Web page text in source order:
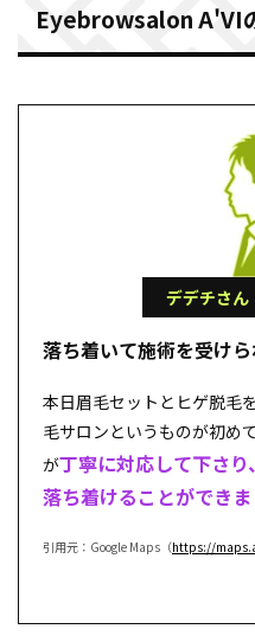
Eyebrowsalon A'VI
デデチさん
落ち着いて施術を受け
本日眉毛セットとヒゲ脱毛
毛サロンというものが初め
が丁寧に対応して下さ
落ち着けることができま
引用元：Google Maps（https://